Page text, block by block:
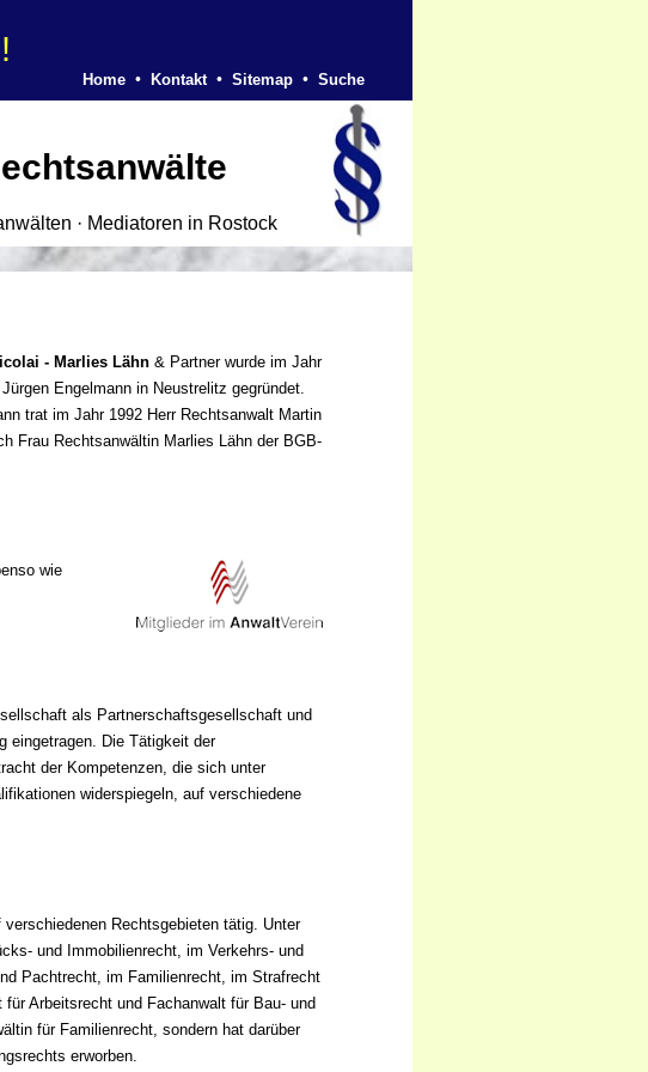
Home • Kontakt • Sitemap • Suche
· Mediatoren in Rostock
- Marlies Lähn & Partner wurde im Jahr
Engelmann in Neustrelitz gegründet.
trat im Jahr 1992 Herr Rechtsanwalt Martin
Frau Rechtsanwältin Marlies Lähn der BGB-
wie
als Partnerschaftsgesellschaft und
eingetragen. Die Tätigkeit der
der Kompetenzen, die sich unter
widerspiegeln, auf verschiedene
Rechtsgebieten tätig. Unter
und Immobilienrecht, im Verkehrs- und
Pachtrecht, im Familienrecht, im Strafrecht
Arbeitsrecht und Fachanwalt für Bau- und
für Familienrecht, sondern hat darüber
erworben.